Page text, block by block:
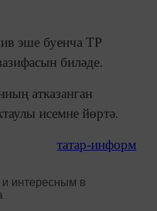
эше буенча ТР
биләде.
атказанган
исемне йөртә.
татар-информ
интересным в